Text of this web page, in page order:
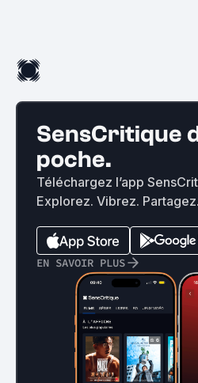
SensCritique
poche.
Téléchargez l’app
Explorez. Vibrez. Partagez.
EN SAVOIR PLUS